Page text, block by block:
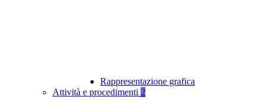
Rappresentazione grafica
Attività e procedimenti 2